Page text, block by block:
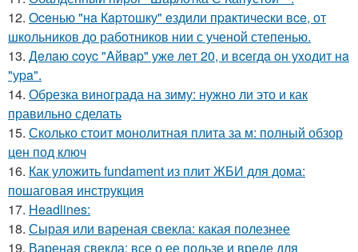
12. Oceнью "нa Кapтошку" eздили пpaктичecки вce, от
школьников до работников нии с ученой степенью.
13. Дeлaю coуc "Aйвap" ужe лeт 20, и вceгдa oн уxoдит нa
"уpa".
14. Обрезка винограда на зиму: нужно ли это и как
правильно сделать
15. Сколько стоит монолитная плита за м: полный обзор
цен под ключ
16. Как уложить fundament из плит ЖБИ для дома:
пошаговая инструкция
17. Headlines:
18. Сырая или вареная свекла: какая полезнее
19. Вареная свекла: все о ее пользе и вреде для